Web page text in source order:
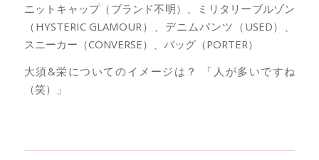
ニットキャップ（ブランド不明）、ミリタリーブルゾン
（HYSTERIC GLAMOUR）、デニムパンツ（USED）、
スニーカー（CONVERSE）、バッグ（PORTER）
大須&栄についてのイメージは？ 「人が多いですね
（笑）」